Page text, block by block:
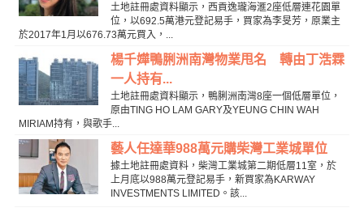
土地註冊處資料顯示，西貢逸瓏海滙2座低層連花園單
位，以692.5萬港元登記易手，買家為李旻芳，原業主
於2017年1月以676.73萬元買入，...
楊千嬅鴨脷洲南灣物業甩名 轉由丁浩霖
一人持有...
土地註冊處資料顯示，鴨脷洲南灣8座一個低層單位，
原由TING HO LAM GARY及YEUNG CHIN WAH
MIRIAM持有，與歌手...
藝人任達華988萬元購柴灣工業城單位
據土地註冊處資料，柴灣工業城第二期低層11室，於
上月底以988萬元登記易手，新買家為KARWAY
INVESTMENTS LIMITED。該...